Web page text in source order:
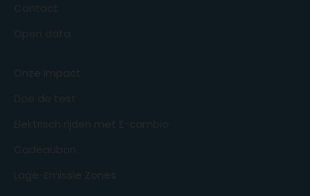
Contact
Open data
Onze impact
Doe de test
Elektrisch rijden met E-cambio
Cadeaubon
Lage-Emissie Zones